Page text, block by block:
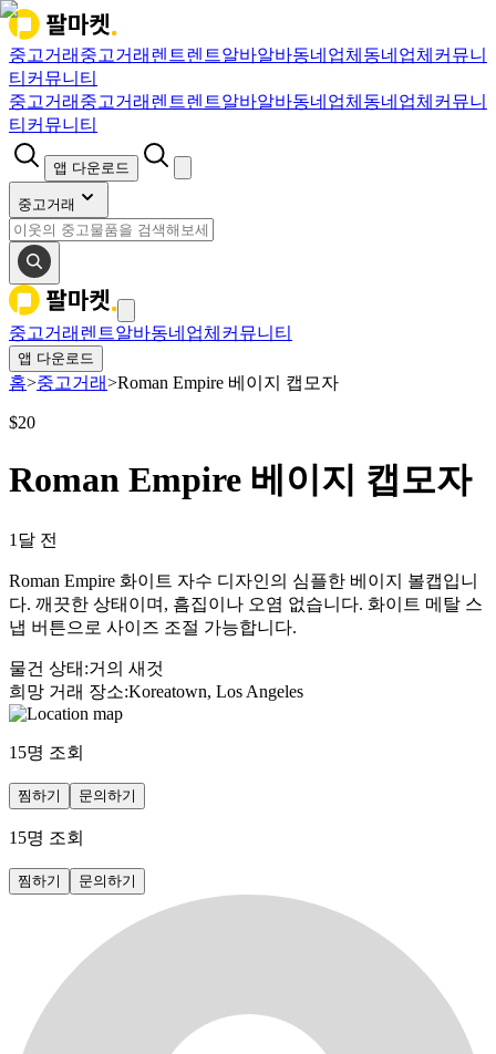
중고거래 중고거래 렌트렌트알바알바동네업체 동네업체 커뮤니
티 커뮤니티
중고거래 중고거래 렌트렌트알바알바동네업체 동네업체 커뮤니
티 커뮤니티
앱 다운로드
중고거래
중고거래 렌트알바동네업체 커뮤니티
앱 다운로드
홈>중고거래>Roman Empire 베이지 캡모자
$20
Roman Empire 베이지 캡모자
1달 전
Roman Empire 화이트 자수 디자인의 심플한 베이지 볼캡입니
다. 깨끗한 상태이며, 흠집이나 오염 없습니다. 화이트 메탈 스
냅 버튼으로 사이즈 조절 가능합니다.
물건 상태 :거의 새것
희망 거래 장소:Koreatown, Los Angeles
15명 조회
찜하기 문의하기
15명 조회
찜하기 문의하기